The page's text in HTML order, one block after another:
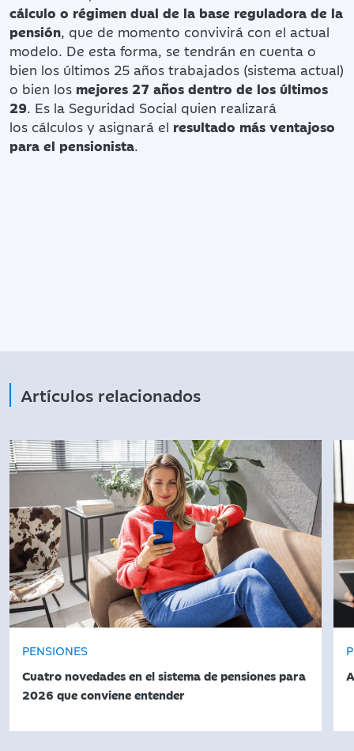
cálculo o régimen dual de la base reguladora de la
pensión, que de momento convivirá con el actual
modelo. De esta forma, se tendrán en cuenta o
bien los últimos 25 años trabajados (sistema actual)
o bien los mejores 27 años dentro de los últimos
29. Es la Seguridad Social quien realizará
los cálculos y asignará el resultado más ventajoso
para el pensionista.
Artículos relacionados
PENSIONES
Cuatro novedades en el sistema de pensiones para
2026 que conviene entender